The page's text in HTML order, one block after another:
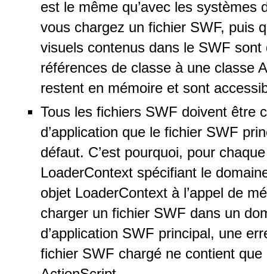
est le même qu’avec les systèmes
vous chargez un fichier SWF, puis
visuels contenus dans le SWF
références de classe à une classe
restent en mémoire et sont
Tous les fichiers SWF doivent être
d’application que le fichier SWF
défaut. C’est pourquoi, pour
LoaderContext spécifiant le
objet LoaderContext à l’appel de
charger un fichier SWF dans un
d’application SWF principal, une
fichier SWF chargé ne contient